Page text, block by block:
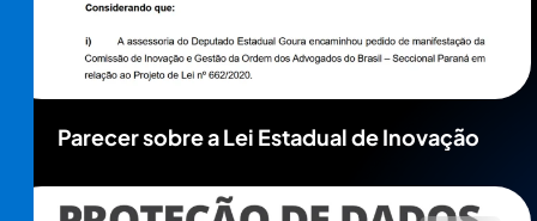
Parecer sobre a Lei Estadual de Inovação